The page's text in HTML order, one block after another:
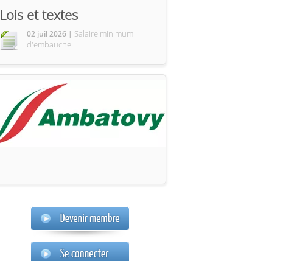
Lois et textes
02 juil 2026 | Salaire minimum
d'embauche